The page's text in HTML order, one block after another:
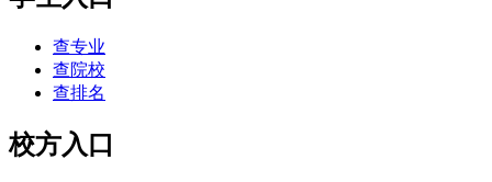
查专业
查院校
查排名
校方入口